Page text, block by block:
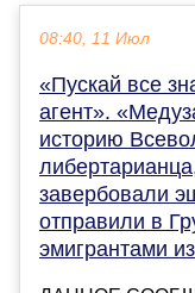
08:40, 11 Июл
«Пускай все
агент».
историю
завербовали
отправили в
эмигрантами